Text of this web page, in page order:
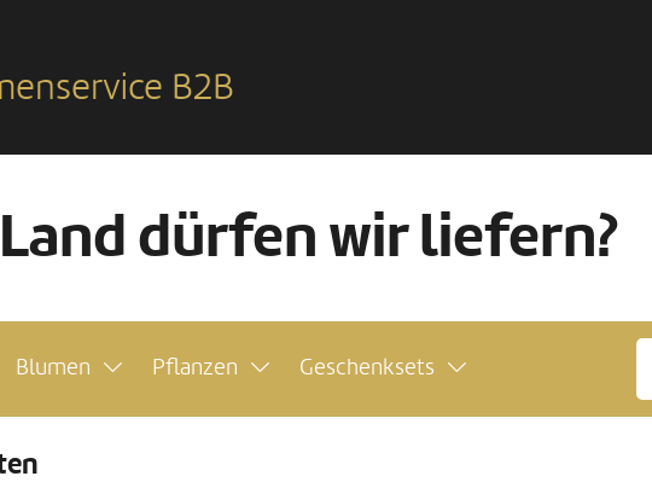
B2B
dürfen wir liefern?
Blumen Pflanzen Geschenksets